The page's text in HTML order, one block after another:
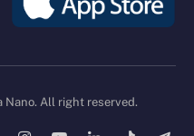
Nano. All right reserved.